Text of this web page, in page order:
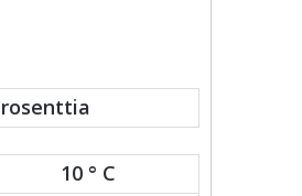
10 ° C